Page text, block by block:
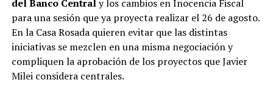
del Banco Centraly los cambios en Inocencia Fiscal
para una sesión que ya proyecta realizar el 26 de agosto.
En la Casa Rosada quieren evitar que las distintas
iniciativas se mezclen en una misma negociación y
compliquen la aprobación de los proyectos que Javier
Milei considera centrales.